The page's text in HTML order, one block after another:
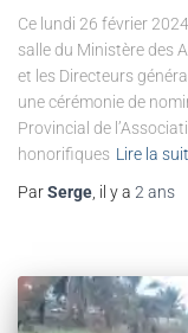
Ce lundi 26 février
salle du Ministère des
et les Directeurs
une cérémonie de
Provincial de
honorifiques Lire la
ParSerge, il y a 2 ans